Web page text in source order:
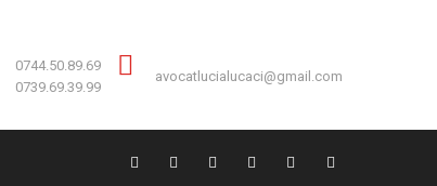
0744.50.89.69
0739.69.39.99
avocatlucialucaci@gmail.com